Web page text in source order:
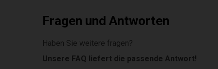
Fragen und Antworten
Haben Sie weitere fragen?
Unsere FAQ liefert die passende Antwort!